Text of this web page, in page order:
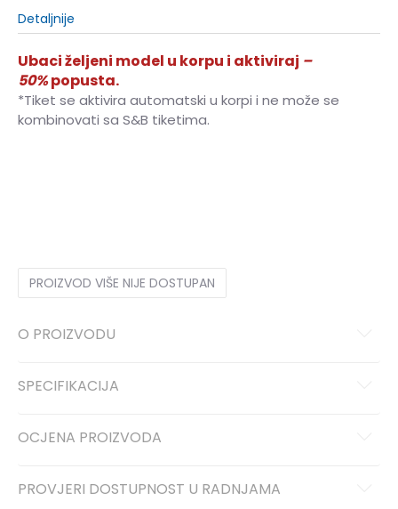
Detaljnije
Ubaci željeni model u korpu i aktiviraj –
50%popusta.
*Tiket se aktivira automatski u korpi i ne može se
kombinovati sa S&B tiketima.
PROIZVOD VIŠE NIJE DOSTUPAN
O PROIZVODU
SPECIFIKACIJA
OCJENA PROIZVODA
PROVJERI DOSTUPNOST U RADNJAMA